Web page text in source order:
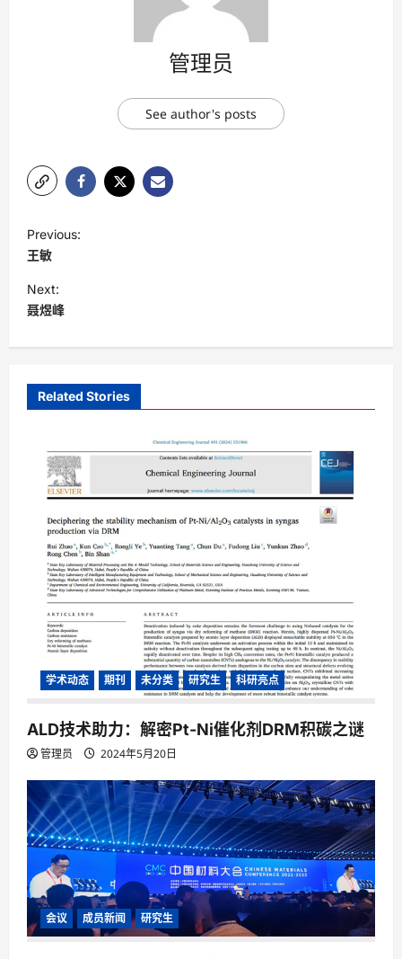
管理员
See author's posts
P
o
s
t
v
Previous:
王敏
Next:
聂煜峰
Related Stories
学术动态 期刊 未分类 研究生 科研亮点
ALD技术助力：解密Pt-Ni催化剂DRM积碳之谜
管理员 2024年5月20日
会议 成员新闻 研究生